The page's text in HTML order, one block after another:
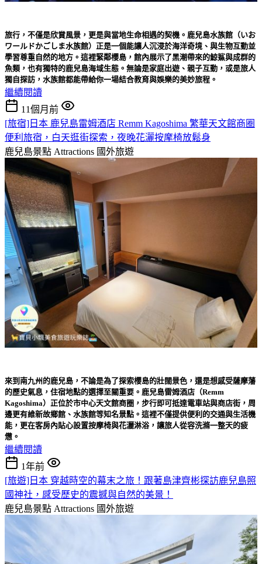
旅行，不僅是欣賞風景，更是與當地生命相遇的契機。鹿兒島水族館（いお
ワールドかごしま水族館）正是一個能讓人沉浸於海洋奇境、與生物互動並
學習尊重自然的地方。這裡緊鄰櫻島，館內展示了黑潮帶來的鯨鯊與成群的
魚類，也有獨特的鹿兒島海域生態。無論是家庭出遊、親子互動，或是旅人
獨自探訪，水族館都能帶給你一場結合教育與娛樂的美妙旅程。
繼續閱讀
11個月前
[旅宿]日本 鹿兒島雷姆酒店 Remm Kagoshima 繁華天文館商圈
便利旅宿，白天逛街探索，夜晚花灑按摩椅放鬆身
鹿兒島景點 Attractions 國外旅遊
來到南九州的鹿兒島，不論是為了探索櫻島的壯闊景色，還是想感受薩摩藩
的歷史氣息，住宿地點的選擇至關重要。鹿兒島雷姆酒店（Remm
Kagoshima）正位於市中心天文館商圈，步行即可抵達電車站與商店街，周
邊更有維新故鄉館、水族館等知名景點。這裡不僅提供便利的交通與生活機
能，更在客房內貼心設置按摩椅與花灑淋浴，讓旅人從容洗滌一整天的疲
憊。
繼續閱讀
1年前
[旅遊]日本 穿越時空的幕末之旅！跟著島津齊彬探訪鹿兒島照
國神社，感受歷史的震撼與自然的美景！
鹿兒島景點 Attractions 國外旅遊